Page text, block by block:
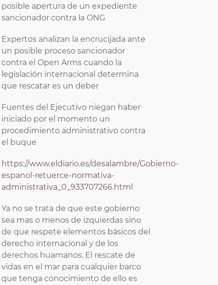
posible apertura de un expediente
sancionador contra la ONG
Expertos analizan la encrucijada ante
un posible proceso sancionador
contra el Open Arms cuando la
legislación internacional determina
que rescatar es un deber
Fuentes del Ejecutivo niegan haber
iniciado por el momento un
procedimiento administrativo contra
el buque
https://www.eldiario.es/desalambre/Gobierno-
espanol-retuerce-normativa-
administrativa_0_933707266.html
Ya no se trata de que este gobierno
sea mas o menos de izquierdas sino
de que respete elementos básicos del
derecho internacional y de los
derechos huamanos. El rescate de
vidas en el mar para cualquier barco
que tenga conocimiento de ello es